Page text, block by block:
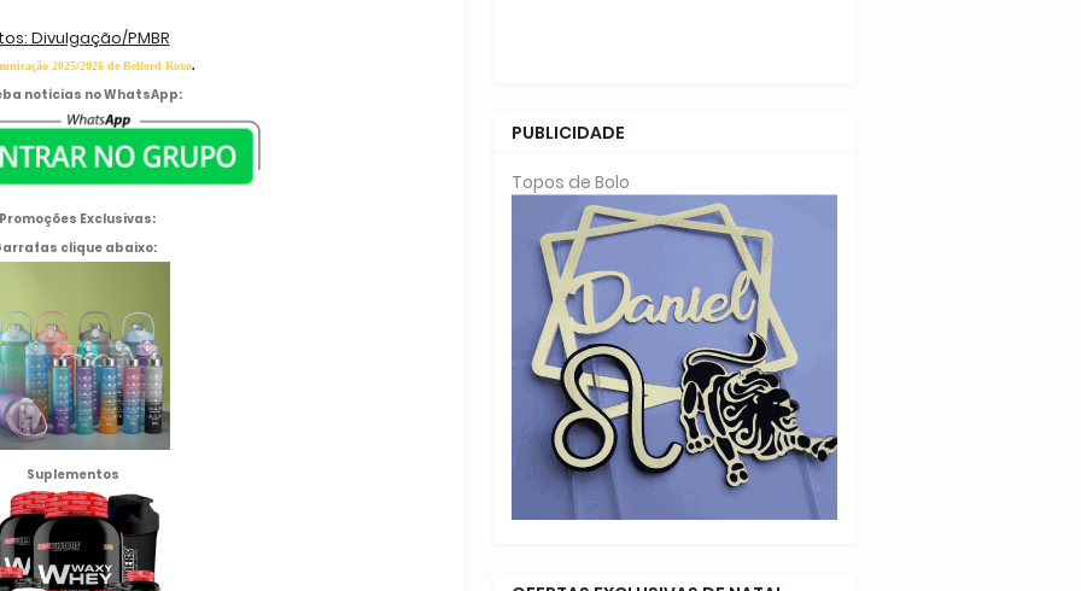
Divulgação/PMBR
2025/2026 de Belford Roxo.
notícias no WhatsApp:
Exclusivas:
clique abaixo:
Suplementos
PUBLICIDADE
Topos de Bolo